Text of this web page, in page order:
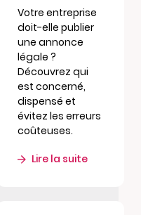
Votre entreprise
doit-elle publier
une annonce
légale ?
Découvrez qui
est concerné,
dispensé et
évitez les erreurs
coûteuses.
Lire la suite